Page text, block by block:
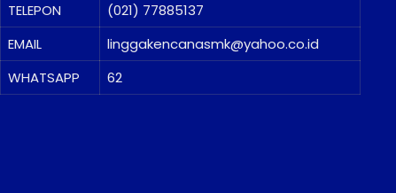
TELEPON
(021) 77885137
EMAIL
linggakencanasmk@yahoo.co.id
WHATSAPP
62